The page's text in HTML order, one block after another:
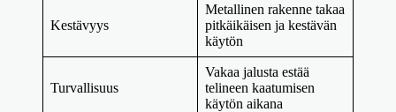
Kestävyys
Metallinen rakenne takaa
pitkäikäisen ja kestävän
käytön
Turvallisuus
Vakaa jalusta estää
telineen kaatumisen
käytön aikana